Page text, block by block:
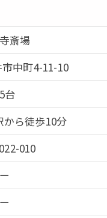
斎場
中町4-11-10
台
ら徒歩10分
010